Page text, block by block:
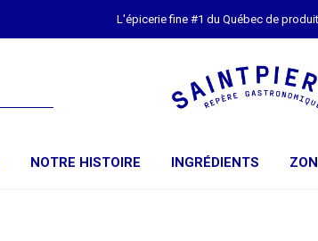
L'épicerie fine #1 du Québec de
NOTRE HISTOIRE INGRÉDIENTS